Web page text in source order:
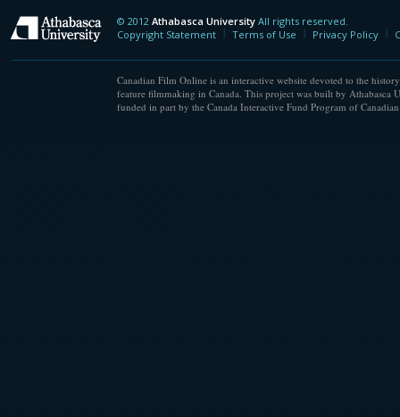
Athabasca University
© 2012 Athabasca University All rights reserved.
Copyright Statement
Terms of Use Privacy Policy
Canadian Film Online is an interactive website devoted to the
feature filmmaking in Canada. This project was built by Athabasca
funded in part by the Canada Interactive Fund Program of